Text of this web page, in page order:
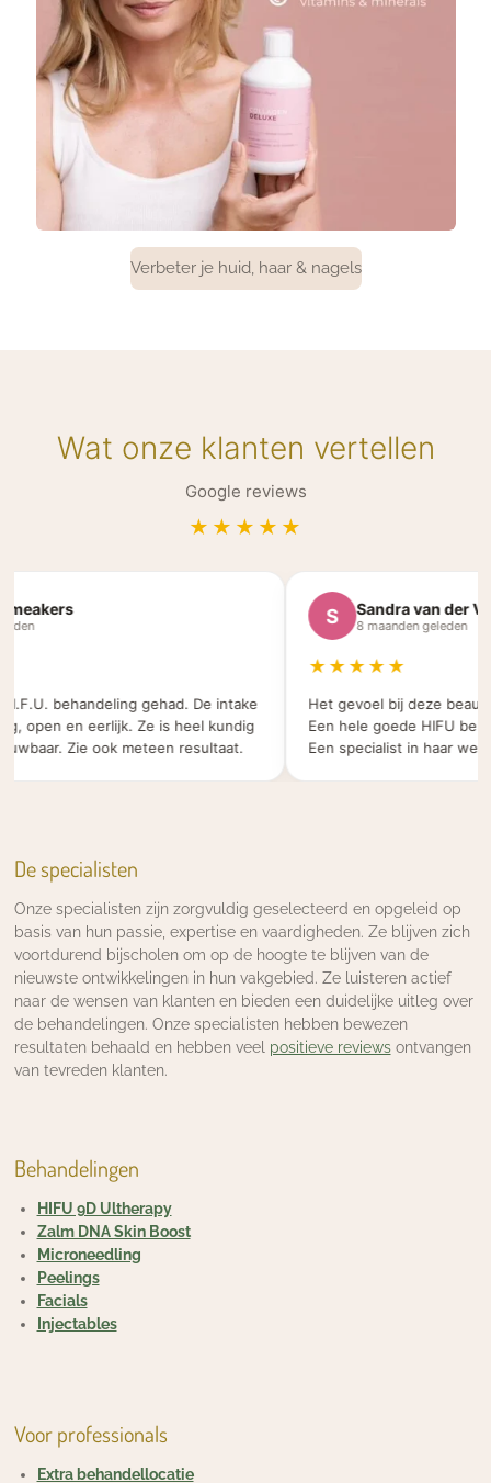
Verbeter je huid, haar & nagels
Wat onze klanten vertellen
Google reviews
★★★★★
behandeling gehad. De intake
en eerlijk. Ze is heel kundig
Zie ook meteen resultaat.
S Sandra van der
8 maanden geleden
★★★★★
Het gevoel bij deze beauty
Een hele goede HIFU
Een specialist in haar werk.
De specialisten
Onze specialisten zijn zorgvuldig geselecteerd en opgeleid op
basis van hun passie, expertise en vaardigheden. Ze blijven zich
voortdurend bijscholen om op de hoogte te blijven van de
nieuwste ontwikkelingen in hun vakgebied. Ze luisteren actief
naar de wensen van klanten en bieden een duidelijke uitleg over
de behandelingen. Onze specialisten hebben bewezen
resultaten behaald en hebben veel positieve reviews ontvangen
van tevreden klanten.
Behandelingen
HIFU 9D Ultherapy
Zalm DNA Skin Boost
Microneedling
Peelings
Facials
Injectables
Voor professionals
Extra behandellocatie